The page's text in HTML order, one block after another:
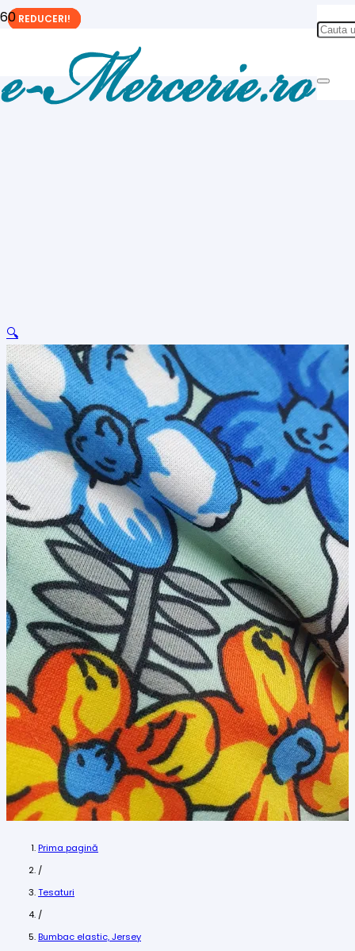
🔍
Prima pagină
/
Tesaturi
/
Bumbac elastic, Jersey
REDUCERI!
REDUCERI!
REDUCERI!